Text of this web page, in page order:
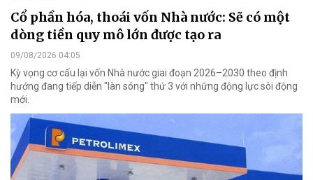
Cổ phần hóa, thoái vốn Nhà nước: Sẽ có một
dòng tiền quy mô lớn được tạo ra
09/08/2026 04:05
Kỳ vọng cơ cấu lại vốn Nhà nước giai đoạn 2026–2030 theo định
hướng đang tiếp diễn "làn sóng" thứ 3 với những động lực sôi động
mới.